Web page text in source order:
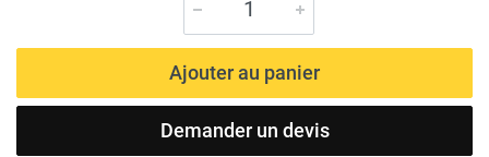
Ajouter au panier
Demander un devis